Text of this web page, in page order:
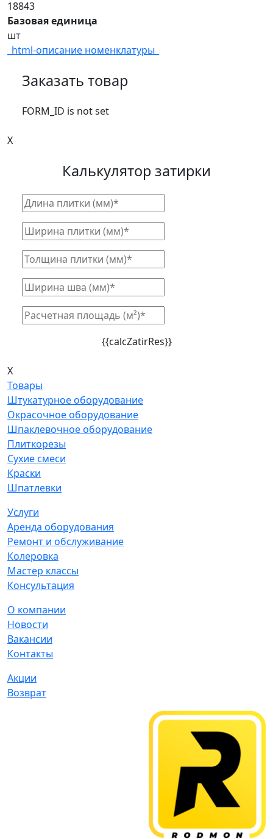
18843
Базовая единица
шт
_html-описание номенклатуры_
Заказать товар
FORM_ID is not set
X
Калькулятор затирки
{{calcZatirRes}}
X
Товары
Штукатурное оборудование
Окрасочное оборудование
Шпаклевочное оборудование
Плиткорезы
Сухие смеси
Краски
Шпатлевки
Услуги
Аренда оборудования
Ремонт и обслуживание
Колеровка
Мастер классы
Консультация
О компании
Новости
Вакансии
Контакты
Акции
Возврат